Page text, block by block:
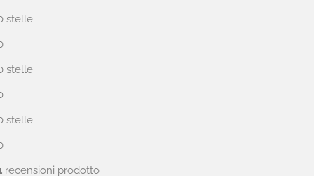
stelle
stelle
stelle
recensioni prodotto